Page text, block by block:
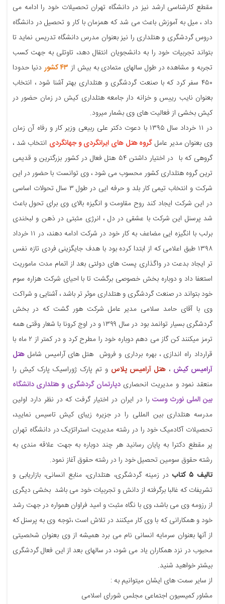
مقطع کارشناسی ارشد نیز در دانشگاه تهران تحصیلات خود را ادامه می
داد ، میل به آموزش باعث می شد که همزمان با کار و تحصیل در دانشگاه
دروس گردشگری و هتلداری را نیز بعنوان مدرس دانشگاه تدریس نماید تا
بتواند تجربیات خود را به دانشجویان انتقال دهد، تاوتلی به جهت کسب
تجربه و مشاهده در طول سالهای متمادی به بیش از ۴۳ کشور
دنیا حدودا
۴۵۰ سفر کرد که با صنعت گردشگری و هتلداری بهتر آشنا شود ، انتخاب
بعنوان نایب رییس و خزانه دار جامعه هتلداری کیش در زمان حضور در
کیش بخشی از فعالیت های وی بشمار میرود.
در ۱۱ خرداد سال ۱۳۹۵ با دعوت دکتر علی ربیعی وزیر کار و رفاه آن زمان
وی بعنوان مدیر عامل گروه هتل های ایرانگردی و جهانگردی انتخاب شد ،
گروهی که با در اختیار داشتن ۵۴ هتل فعال در کشور بزرگترین و قدیمی
ترین گروه هتلداری کشور محسوب می شود ، وی توانست با حضور در این
شرکت و انتخاب تیمی کار بلد و حرفه ایی در طول ۳ سال تحولات اساسی
در این شرکت ایجاد کند روح مقاومت و انگیزه بالای وی برای تحول باعث
شد پرسنل این شرکت با عشقی در دل ، انرژی مثبتی در ذهن و لبخندی
برلب با انگیزه ایی مضاعف به کار خود در شرکت ادامه دهند، در ۱۱ خرداد
۱۳۹۸ طبق اعلامی که از ابتدا کرده بود با هدف جایگزینی فردی تازه نفس
تر ایجاد بدعت در واگذاری پست های دولتی بعد از اتمام مدت ماموریت
استعفا داد و دوباره بخش خصوصی برگشت تا با احیای شرکت هزاره سوم
خود بتواند در صنعت گردشگری و هتلداری موثر تر باشد ، آشنایی و شراکت
وی با آقای حامد سلامی مدیر عامل شرکت هور گشت که در بخش
گردشگری بسیار توانمد بود در سال ۱۳۹۹ و در اوج کرونا با شعار وقتی همه
ترمز میکنند کن گاز می دهم دوباره خود را مطرح کرد و در کمتر از ۲ ماه با
قرارداد راه اندازی ، بهره برداری و فروش هتل های آرامیس شامل هتل
آرامیس کیش ، هتل آرامیس پلاس و تم پارک ژوراسیک پارک کیش را
منعقد نمود و مدیریت انحصاریدپارتمان گردشگری و هتلداری دانشگاه
بین الملی نورث وسترا در ایران در اختیار گرفت که در نظر دارد اولین
مدرسه هتلداری بین المللی را در جزیره زیبای کیش تاسیس نمایید،
تحصیلات آکادمیک خود را در رشته مدیریت استراتژیک در دانشگاه تهران
پر مقطع دکترا به پایان رسانید هر چند دوباره به جهت علاقه مندی به
رشته حقوق سومین تحصیل خود را در رشته حقوق آغاز نمود.
تالیف ۵ کتاب
در زمینه گردشگری، هتلداری، منابع انسانی، بازاریابی و
تشریفات که غالبا برگرفته از دانش و تجربیات خود می باشد بخشی دیگری
از رزومه وی می باشد، وی با نگاه مثبت و امید فراوان همواره در جهت رشد
خود و همکارانی که با وی کار میکنند در تلاش است ،توجه وی به پرسنل که
از آنها بعنوان سرمایه انسانی نام می برد همیشه از وی بعنوان شخصیتی
محبوب در نزد همکاران یاد می شود، در سالهای بعد از این فعال گردشگری
بیشتر خواهید شنید.
از سایر سمت های ایشان میتوانیم به :
مشاور کمیسیون اجتماعی مجلس شورای اسلامی